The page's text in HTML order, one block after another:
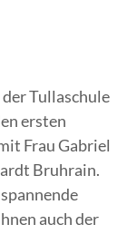
Tullaschule
ersten
Frau Gabriel
Bruhrain.
auch der